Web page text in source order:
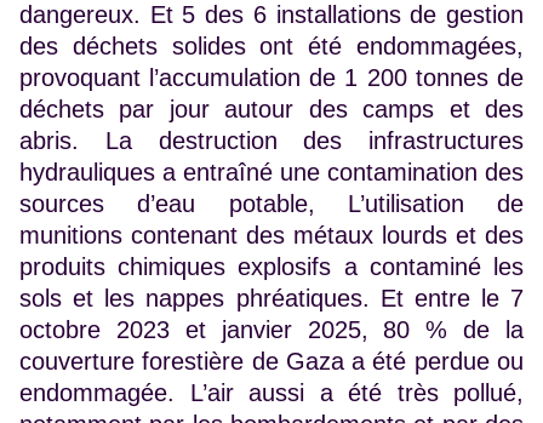
dangereux. Et 5 des 6 installations de gestion
des déchets solides ont été endommagées,
provoquant l’accumulation de 1 200 tonnes de
déchets par jour autour des camps et des
abris. La destruction des infrastructures
hydrauliques a entraîné une contamination des
sources d’eau potable, L’utilisation de
munitions contenant des métaux lourds et des
produits chimiques explosifs a contaminé les
sols et les nappes phréatiques. Et entre le 7
octobre 2023 et janvier 2025, 80 % de la
couverture forestière de Gaza a été perdue ou
endommagée. L’air aussi a été très pollué,